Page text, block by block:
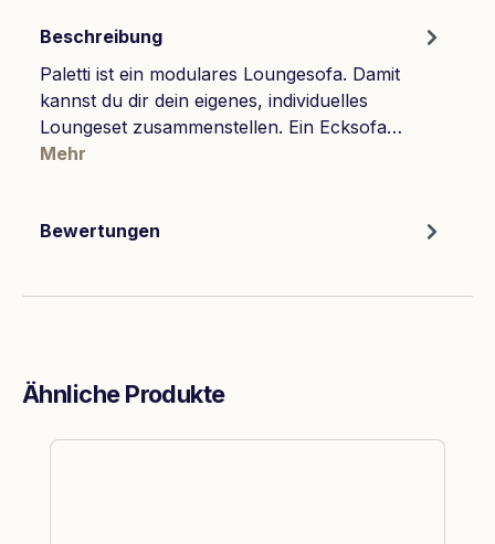
Beschreibung
Paletti ist ein modulares Loungesofa. Damit
kannst du dir dein eigenes, individuelles
Loungeset zusammenstellen. Ein Ecksofa…
Mehr
Bewertungen
Ähnliche Produkte
Produktgalerie überspringen